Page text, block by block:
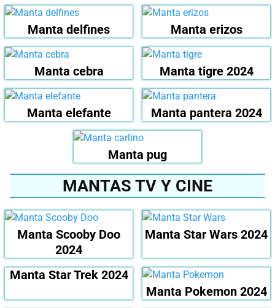
Manta delfines Manta erizos
Manta cebra Manta tigre 2024
Manta elefante Manta pantera 2024
Manta pug
MANTAS TV Y CINE
Manta Scooby Doo
2024
Manta Star Wars 2024
Manta Star Trek 2024
Manta Pokemon 2024